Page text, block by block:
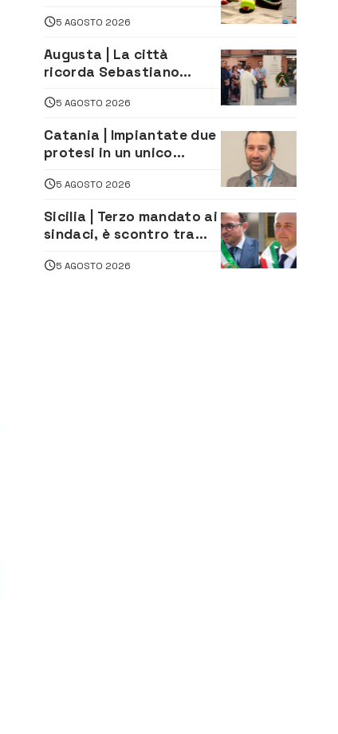
5 AGOSTO 2026
Augusta | La città
ricorda Sebastiano
piazza dedicata al
minatore morto nella
tragedia di Marcinelle
5 AGOSTO 2026
Catania | Impiantate due
protesi in un unico
98 anni. Protagonista il
chirurgo augustano
Giuseppe Mazziotta
5 AGOSTO 2026
Sicilia | Terzo mandato ai
sindaci, è scontro tra
Sicilia, e Schifani cerca
5 AGOSTO 2026